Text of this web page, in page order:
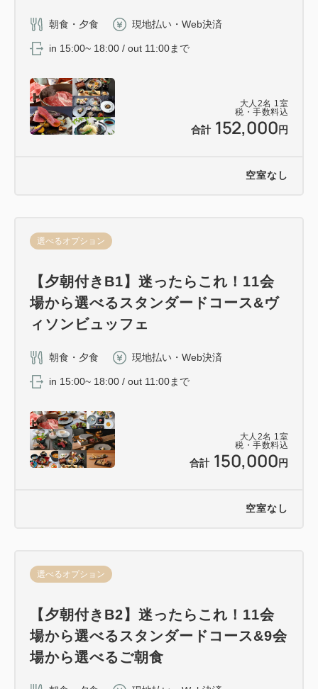
大人 2名 1室
税・手数料込
合計 152,000 円
朝食・夕食 現地払い・Web決済
in 15:00~ 18:00 / out 11:00まで
空室なし
大人 2名 1室
税・手数料込
合計 150,000 円
選べるオプション
【夕朝付きB1】迷ったらこれ！11会
場から選べるスタンダードコース&ヴ
ィソンビュッフェ
朝食・夕食 現地払い・Web決済
in 15:00~ 18:00 / out 11:00まで
空室なし
選べるオプション
【夕朝付きB2】迷ったらこれ！11会
場から選べるスタンダードコース&9会
場から選べるご朝食